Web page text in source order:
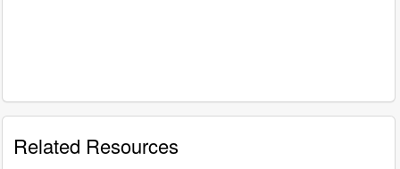
Related Resources